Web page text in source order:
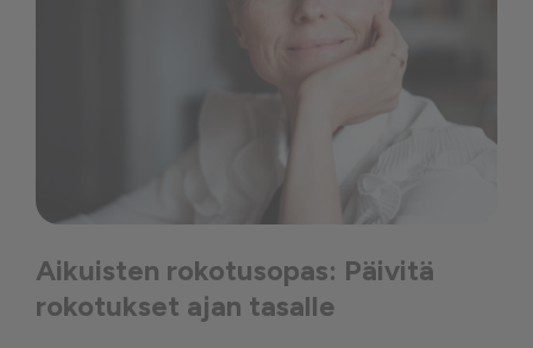
Aikuisten rokotusopas: Päivitä
rokotukset ajan tasalle